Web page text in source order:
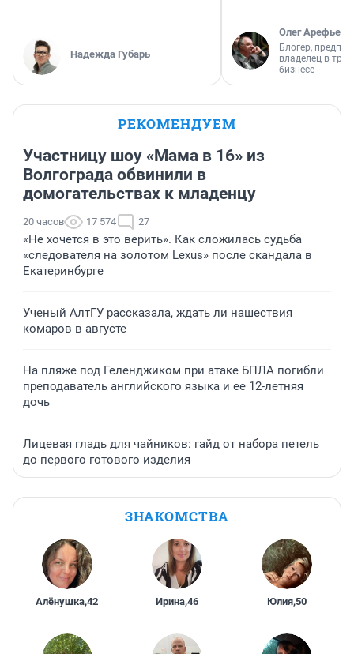
Надежда Губарь
Олег Арефьев
Блогер,
владелец в
бизнесе
РЕКОМЕНДУЕМ
Участницу шоу «Мама в 16» из
Волгограда обвинили в
домогательствах к младенцу
20 часов 17 574 27
«Не хочется в это верить». Как сложилась судьба
«следователя на золотом Lexus» после скандала в
Екатеринбурге
Ученый АлтГУ рассказала, ждать ли нашествия
комаров в августе
На пляже под Геленджиком при атаке БПЛА погибли
преподаватель английского языка и ее 12-летняя
дочь
Лицевая гладь для чайников: гайд от набора петель
до первого готового изделия
ЗНАКОМСТВА
Алёнушка,42 Ирина,46 Юлия,50